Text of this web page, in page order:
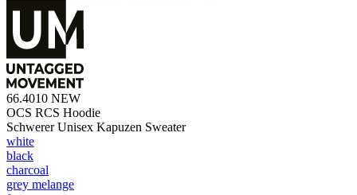
66.4010 NEW
OCS RCS Hoodie
Schwerer Unisex Kapuzen Sweater
white
black
charcoal
grey melange